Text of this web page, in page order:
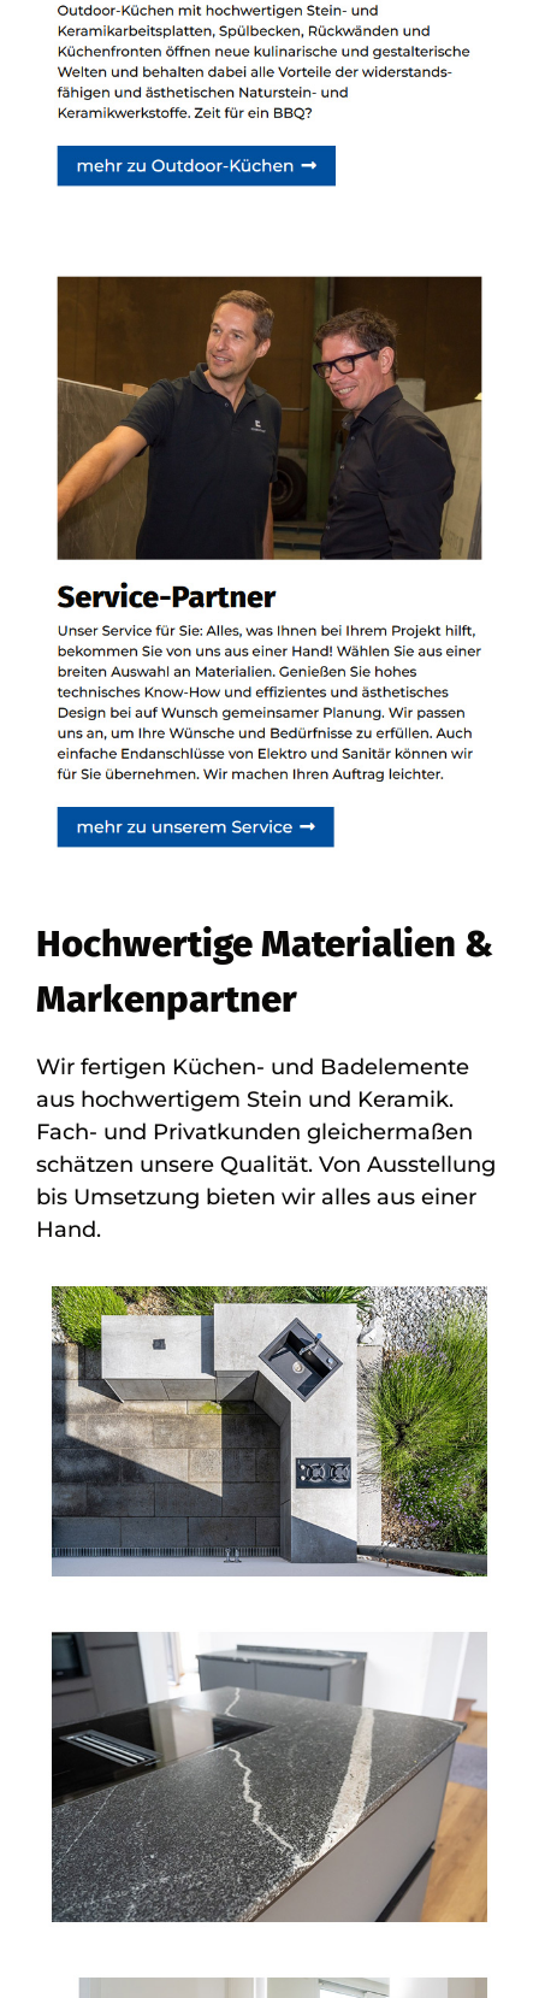
Siehe auch Natursteine
Wernau (Neckar) -
Bischoff Stein + Design:
✓Küchenarbeitsplatten,
Badfliesen,
Badausstellung
Hochwertige Materialien &
Markenpartner
Wir fertigen Küchen- und Badelemente
aus hochwertigem Stein und Keramik.
Fach- und Privatkunden gleichermaßen
schätzen unsere Qualität. Von Ausstellung
bis Umsetzung bieten wir alles aus einer
Hand.